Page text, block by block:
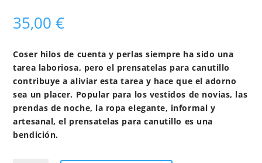
35,00€
Coser hilos de cuenta y perlas siempre ha sido una
tarea laboriosa, pero el prensatelas para canutillo
contribuye a aliviar esta tarea y hace que el adorno
sea un placer. Popular para los vestidos de novias, las
prendas de noche, la ropa elegante, informal y
artesanal, el prensatelas para canutillo es una
bendición.